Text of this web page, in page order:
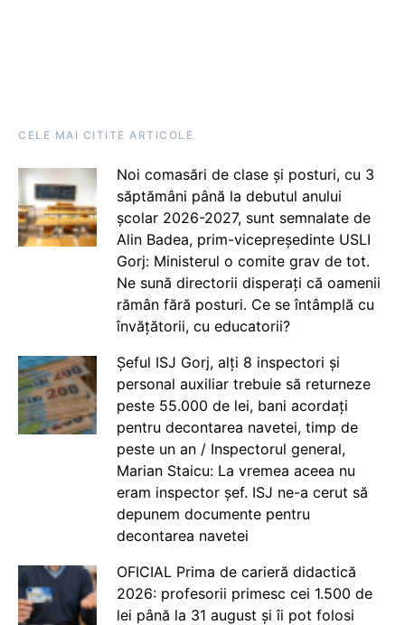
CELE MAI CITITE ARTICOLE
Noi comasări de clase și posturi, cu 3
săptămâni până la debutul anului
școlar 2026-2027, sunt semnalate de
Alin Badea, prim-vicepreședinte USLI
Gorj: Ministerul o comite grav de tot.
Ne sună directorii disperați că oamenii
rămân fără posturi. Ce se întâmplă cu
învățătorii, cu educatorii?
Șeful ISJ Gorj, alți 8 inspectori și
personal auxiliar trebuie să returneze
peste 55.000 de lei, bani acordați
pentru decontarea navetei, timp de
peste un an / Inspectorul general,
Marian Staicu: La vremea aceea nu
eram inspector șef. ISJ ne-a cerut să
depunem documente pentru
decontarea navetei
OFICIAL Prima de carieră didactică
2026: profesorii primesc cei 1.500 de
lei până la 31 august și îi pot folosi